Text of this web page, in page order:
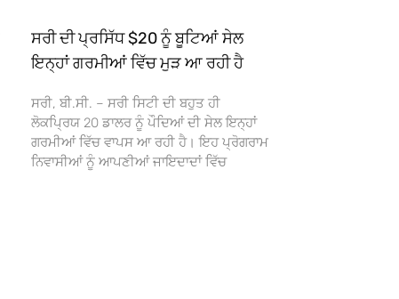
ਸਰੀ ਦੀ ਪ੍ਰਸਿੱਧ $20 ਨੂੰ ਬੂਟਿਆਂ ਸੇਲ
ਇਨ੍ਹਾਂ ਗਰਮੀਆਂ ਵਿੱਚ ਮੁੜ ਆ ਰਹੀ ਹੈ
ਸਰੀ, ਬੀ.ਸੀ. – ਸਰੀ ਸਿਟੀ ਦੀ ਬਹੁਤ ਹੀ
ਲੋਕਪ੍ਰਿਯ 20 ਡਾਲਰ ਨੂੰ ਪੌਦਿਆਂ ਦੀ ਸੇਲ ਇਨ੍ਹਾਂ
ਗਰਮੀਆਂ ਵਿੱਚ ਵਾਪਸ ਆ ਰਹੀ ਹੈ। ਇਹ ਪ੍ਰੋਗਰਾਮ
ਨਿਵਾਸੀਆਂ ਨੂੰ ਆਪਣੀਆਂ ਜਾਇਦਾਦਾਂ ਵਿੱਚ